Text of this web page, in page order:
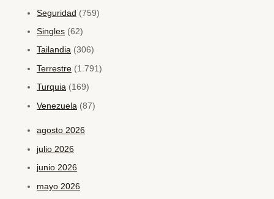
Seguridad (759)
Singles (62)
Tailandia (306)
Terrestre (1.791)
Turquia (169)
Venezuela (87)
agosto 2026
julio 2026
junio 2026
mayo 2026